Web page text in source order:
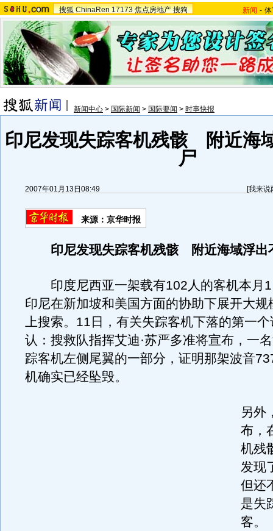
搜狐 ChinaRen 17173 焦点房地产 搜狗 新闻 -
新闻中心 > 国际新闻 > 国际要闻 > 时事快报
印尼发现失踪客机残骸 附近海
尸
2007年01月13日08:49 [我来说
来源：京华时报
印尼发现失踪客机残骸 附近海域浮出
印度尼西亚一架载有102人的客机本月1
印尼在新加坡和美国方面的协助下展开大规
上搜索。11日，有关失踪客机下落的第一
认：搜救队指挥艾迪·苏严多准将宣布，一
踪客机左侧尾翼的一部分，证明那架波音
机确实已经坠毁。
另外
布，
机残
发现
但还
是失
客。